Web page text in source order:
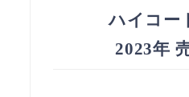
ハイコー
2023年